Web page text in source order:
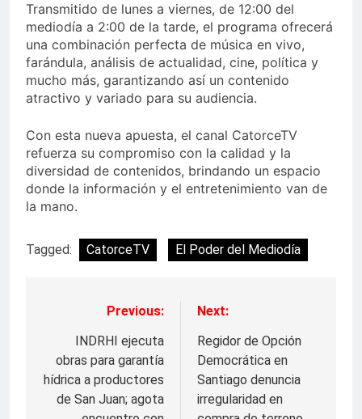
Transmitido de lunes a viernes, de 12:00 del
mediodía a 2:00 de la tarde, el programa ofrecerá
una combinación perfecta de música en vivo,
farándula, análisis de actualidad, cine, política y
mucho más, garantizando así un contenido
atractivo y variado para su audiencia.
Con esta nueva apuesta, el canal CatorceTV
refuerza su compromiso con la calidad y la
diversidad de contenidos, brindando un espacio
donde la información y el entretenimiento van de
la mano.
Tagged: CatorceTV El Poder del Mediodía
Navegación
entradas
Previous:
INDRHI ejecuta
obras para garantía
hídrica a productores
de San Juan; agota
Next:
Regidor de Opción
Democrática en
Santiago denuncia
irregularidad en